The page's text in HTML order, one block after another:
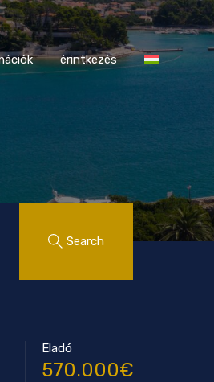
érintkezés
érintkezés
Search
Eladó
570.000€